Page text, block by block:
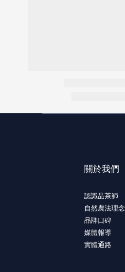
關於我們
認識品茶師
自然農法理念
品牌口碑
媒體報導
實體通路